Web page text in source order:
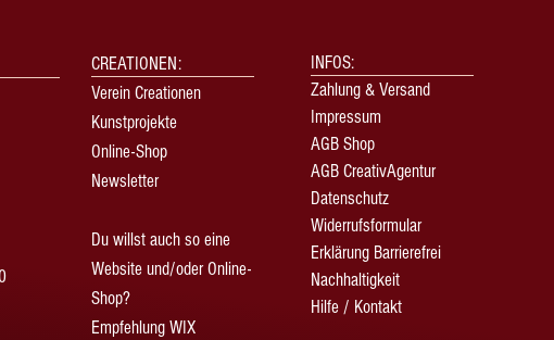
CREATIONEN:
Verein Creationen
Kunstprojekte
Online-Shop
Newsletter
Du willst auch so eine
Website und/oder Online-
Shop?
Empfehlung WIX
INFOS:
Zahlung & Versand
Impressum
AGB Shop
AGB CreativAgentur
Datenschutz
Widerrufsformular
Erklärung Barrierefrei
Nachhaltigkeit
Hilfe / Kontakt